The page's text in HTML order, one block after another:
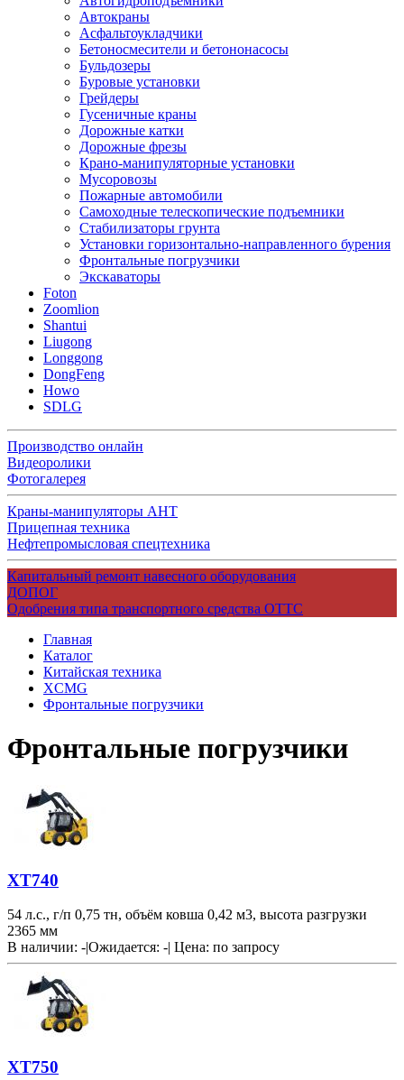
Автокраны
Асфальтоукладчики
Бетоносмесители и бетононасосы
Бульдозеры
Буровые установки
Грейдеры
Гусеничные краны
Дорожные катки
Дорожные фрезы
Крано-манипуляторные установки
Мусоровозы
Пожарные автомобили
Самоходные телескопические подъемники
Стабилизаторы грунта
Установки горизонтально-направленного бурения
Фронтальные погрузчики
Экскаваторы
Foton
Zoomlion
Shantui
Liugong
Longgong
DongFeng
Howo
SDLG
Производство онлайн
Видеоролики
Фотогалерея
Краны-манипуляторы АНТ
Прицепная техника
Нефтепромысловая спецтехника
Капитальный ремонт навесного оборудования
ДОПОГ
Одобрения типа транспортного средства ОТТС
Главная
Каталог
Китайская техника
XCMG
Фронтальные погрузчики
Фронтальные погрузчики
XT740
54 л.с., г/п 0,75 тн, объём ковша 0,42 м3, высота разгрузки
2365 мм
В наличии: -|Ожидается: -| Цена: по запросу
XT750